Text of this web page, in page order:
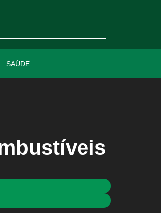
SAÚDE